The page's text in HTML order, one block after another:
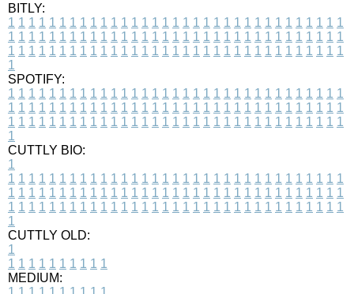
BITLY:
1 1 1 1 1 1 1 1 1 1 1 1 1 1 1 1 1 1 1 1 1 1 1 1 1 1 1 1 1 1 1 1 1
1 1 1 1 1 1 1 1 1 1 1 1 1 1 1 1 1 1 1 1 1 1 1 1 1 1 1 1 1 1 1 1 1
1 1 1 1 1 1 1 1 1 1 1 1 1 1 1 1 1 1 1 1 1 1 1 1 1 1 1 1 1 1 1 1 1
1
SPOTIFY:
1 1 1 1 1 1 1 1 1 1 1 1 1 1 1 1 1 1 1 1 1 1 1 1 1 1 1 1 1 1 1 1 1
1 1 1 1 1 1 1 1 1 1 1 1 1 1 1 1 1 1 1 1 1 1 1 1 1 1 1 1 1 1 1 1 1
1 1 1 1 1 1 1 1 1 1 1 1 1 1 1 1 1 1 1 1 1 1 1 1 1 1 1 1 1 1 1 1 1
1
CUTTLY BIO:
1
1 1 1 1 1 1 1 1 1 1 1 1 1 1 1 1 1 1 1 1 1 1 1 1 1 1 1 1 1 1 1 1 1
1 1 1 1 1 1 1 1 1 1 1 1 1 1 1 1 1 1 1 1 1 1 1 1 1 1 1 1 1 1 1 1 1
1 1 1 1 1 1 1 1 1 1 1 1 1 1 1 1 1 1 1 1 1 1 1 1 1 1 1 1 1 1 1 1 1
1
CUTTLY OLD:
1
1 1 1 1 1 1 1 1 1 1
MEDIUM: